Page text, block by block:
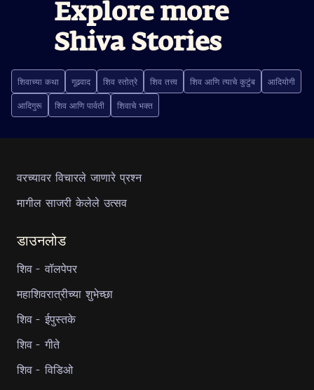
Explore more
Shiva Stories
शिवाच्या कथा गूढवाद शिव स्तोत्रे शिव तत्त्व शिव आणि त्याचे कुटुंब आदियोगी
आदिगुरू शिव आणि पार्वती शिवाचे भक्त
वरच्यावर विचारले जाणारे प्रश्न
मागील साजरी केलेले उत्सव
डाउनलोड
शिव - वॉलपेपर
महाशिवरात्रीच्या शुभेच्छा
शिव - ईपुस्तके
शिव - गीते
शिव - विडिओ